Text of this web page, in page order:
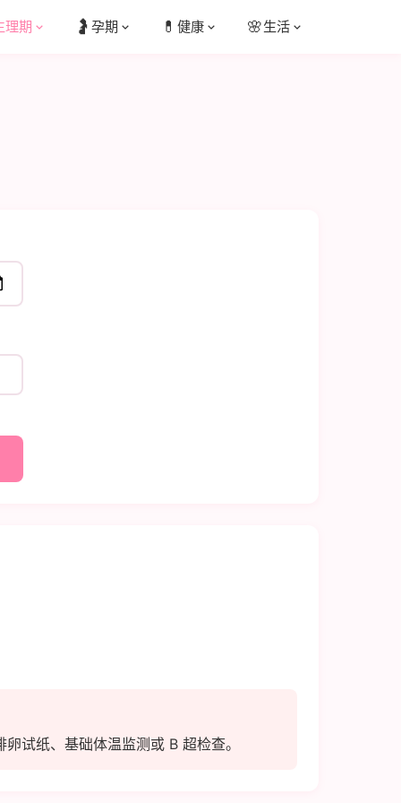
理期 🤰 孕期 💊 健康 🌸生活
试纸、基础体温监测或 B 超检查。